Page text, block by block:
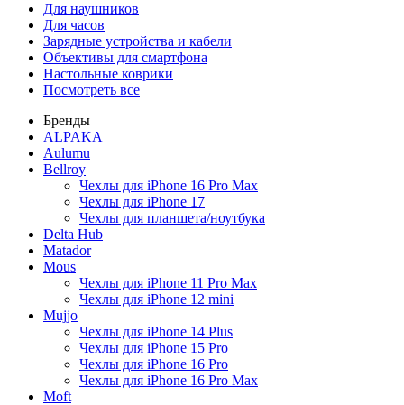
Для наушников
Для часов
Зарядные устройства и кабели
Объективы для смартфона
Настольные коврики
Посмотреть все
Бренды
ALPAKA
Aulumu
Bellroy
Чехлы для iPhone 16 Pro Max
Чехлы для iPhone 17
Чехлы для планшета/ноутбука
Delta Hub
Matador
Mous
Чехлы для iPhone 11 Pro Max
Чехлы для iPhone 12 mini
Mujjo
Чехлы для iPhone 14 Plus
Чехлы для iPhone 15 Pro
Чехлы для iPhone 16 Pro
Чехлы для iPhone 16 Pro Max
Moft